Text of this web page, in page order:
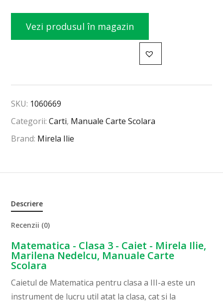
Vezi produsul în magazin
SKU: 1060669
Categorii:Carti, Manuale Carte Scolara
Brand: Mirela Ilie
Descriere
Recenzii (0)
Matematica - Clasa 3 - Caiet - Mirela Ilie,
Marilena Nedelcu, Manuale Carte
Scolara
Caietul de Matematica pentru clasa a III-a este un
instrument de lucru util atat la clasa, cat si la